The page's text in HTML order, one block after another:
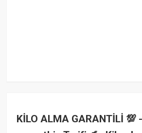
KİLO ALMA GARANTİLİ 💯